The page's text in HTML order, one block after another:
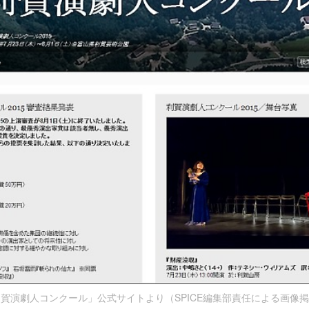
演劇人コンクール」公式サイトより（SPICE編集部責任による画像